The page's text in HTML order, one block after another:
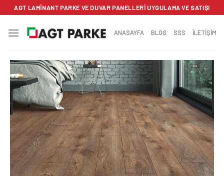
İçeriğe
atla
AGT LAMINANT PARKE VE DUVAR PANELLERI UYGULAMA VE SATIŞI
ANASAYFA BLOG SSS İLETİŞİM